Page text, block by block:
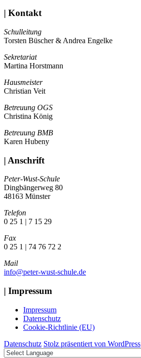
| Kontakt
Schulleitung
Torsten Büscher & Andrea Engelke
Sekretariat
Martina Horstmann
Hausmeister
Christian Veit
Betreuung OGS
Christina König
Betreuung BMB
Karen Hubeny
| Anschrift
Peter-Wust-Schule
Dingbängerweg 80
48163 Münster
Telefon
0 25 1 | 7 15 29
Fax
0 25 1 | 74 76 72 2
Mail
info@peter-wust-schule.de
| Impressum
Impressum
Datenschutz
Cookie-Richtlinie (EU)
Datenschutz Stolz präsentiert von WordPress